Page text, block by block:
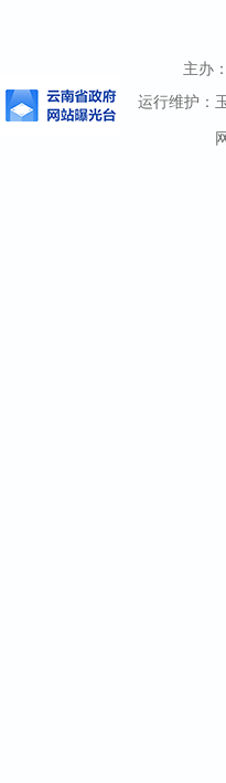
主办
运行维护：